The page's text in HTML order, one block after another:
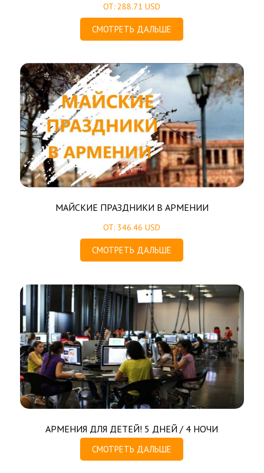
ОТ: 288.71 USD
СМОТРЕТЬ ДАЛЬШЕ
МАЙСКИЕ ПРАЗДНИКИ В АРМЕНИИ
ОТ: 346.46 USD
СМОТРЕТЬ ДАЛЬШЕ
АРМЕНИЯ ДЛЯ ДЕТЕЙ! 5 ДНЕЙ / 4 НОЧИ
СМОТРЕТЬ ДАЛЬШЕ